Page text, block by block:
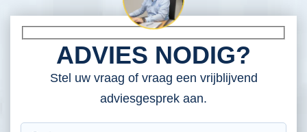
ADVIES NODIG?
Stel uw vraag of vraag een vrijblijvend
adviesgesprek aan.